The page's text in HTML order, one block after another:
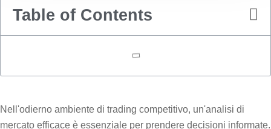
Table of Contents
Nell'odierno ambiente di trading competitivo, un'analisi di
mercato efficace è essenziale per prendere decisioni informate.